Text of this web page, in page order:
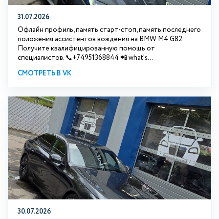
31.07.2026
Офлайн профиль, память старт-стоп, память последнего
положения ассистентов вождения на BMW М4 G82.
Получите квалифицированную помощь от
специалистов. 📞+74951368844 📲 what's...
СМОТРЕТЬ В VK
30.07.2026